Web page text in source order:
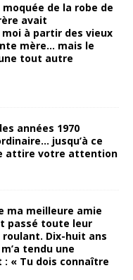
de la robe de
avait
à partir des vieux
mère… mais le
tout autre
années 1970
jusqu’à ce
attire votre attention
ma meilleure amie
passé toute leur
Dix-huit ans
tendu une
: « Tu dois connaître